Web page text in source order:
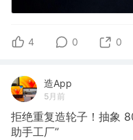
4 0 0
造App
5月前
拒绝重复造轮子！抽象
助手工厂”